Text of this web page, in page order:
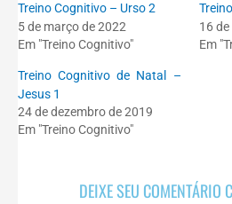
Treino Cognitivo – Urso 2
5 de março de 2022
Em "Treino Cognitivo"
16
Em
Treino Cognitivo de Natal –
Jesus 1
24 de dezembro de 2019
Em "Treino Cognitivo"
DEIXE SEU COMENTÁRIO